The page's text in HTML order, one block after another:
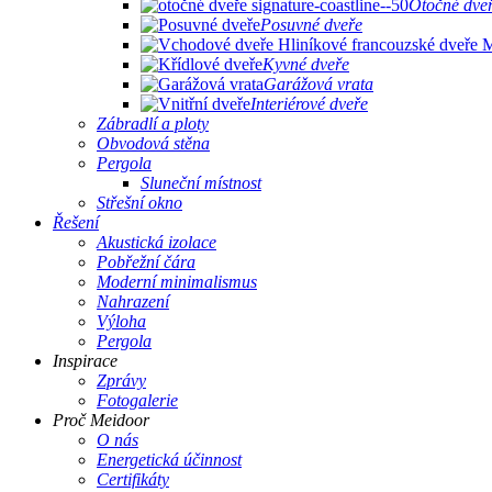
Otočné
Posuvné dveře
Kyvné dveře
Garážová vrata
Interiérové ​​dveře
Zábradlí a ploty
Obvodová stěna
Pergola
Sluneční místnost
Střešní okno
Řešení
Akustická izolace
Pobřežní čára
Moderní minimalismus
Nahrazení
Výloha
Pergola
Inspirace
Zprávy
Fotogalerie
Proč Meidoor
O nás
Energetická účinnost
Certifikáty